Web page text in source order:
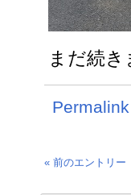
まだ続き
Permalink
« 前のエントリー